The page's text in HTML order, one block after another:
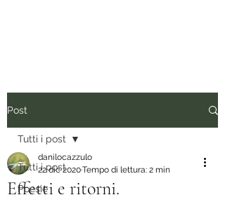
Post
Tutti i post
Poesie
Tutti i post
Effetti e ritorni.
danilocazzulo
22 dic 2020Tempo di lettura: 2 min